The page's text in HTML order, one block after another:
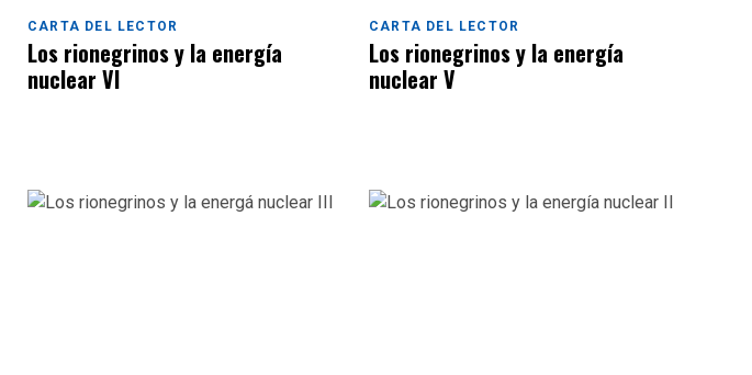
CARTA DEL LECTOR
Los rionegrinos y la energía
nuclear VI
CARTA DEL LECTOR
Los rionegrinos y la energía
nuclear V